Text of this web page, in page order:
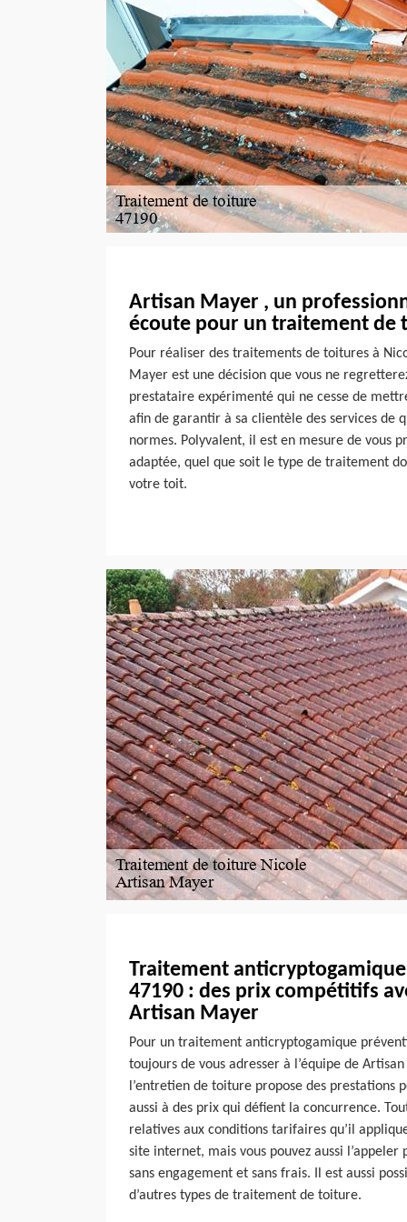
Artisan Mayer , un
écoute pour un traitement de
Pour réaliser des traitements de toitures à
Mayer est une décision que vous ne
prestataire expérimenté qui ne cesse de
afin de garantir à sa clientèle des services de
normes. Polyvalent, il est en mesure de vous
adaptée, quel que soit le type de traitement
votre toit.
Traitement
47190 : des prix compétitifs
Artisan Mayer
Pour un traitement anticryptogamique
toujours de vous adresser à l’équipe de
l’entretien de toiture propose des prestations
aussi à des prix qui défient la concurrence.
relatives aux conditions tarifaires qu’il
site internet, mais vous pouvez aussi l’appeler
sans engagement et sans frais. Il est aussi
d’autres types de traitement de toiture.